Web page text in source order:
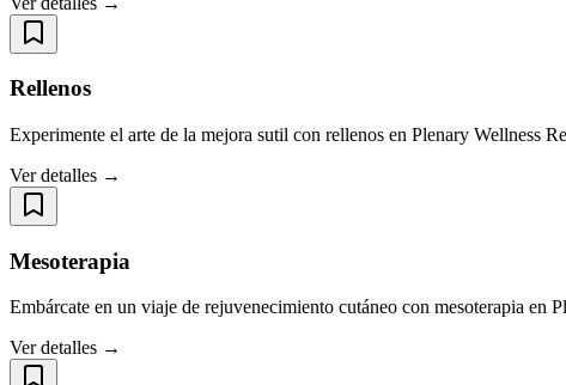
Rellenos
Experimente el arte de la mejora sutil con rellenos en Plenary Wellness
Ver detalles →
Mesoterapia
Embárcate en un viaje de rejuvenecimiento cutáneo con mesoterapia en
Ver detalles →